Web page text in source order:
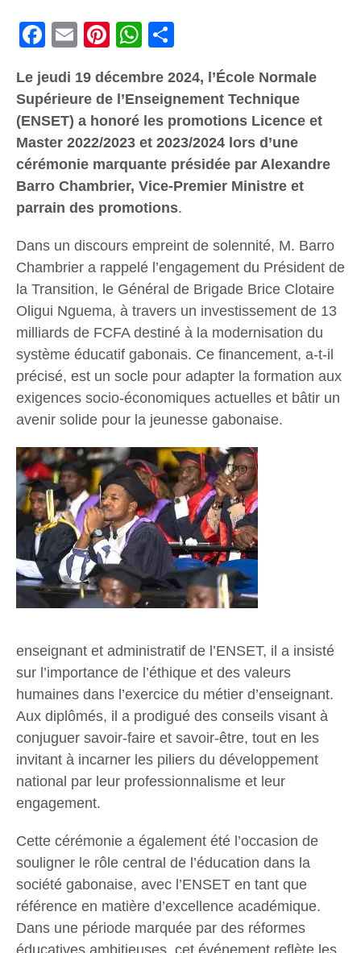
Facebook
Email PinterestWhatsApp
Le jeudi 19 décembre 2024, l’École Normale
Supérieure de l’Enseignement Technique
(ENSET) a honoré les promotions Licence et
Master 2022/2023 et 2023/2024 lors d’une
cérémonie marquante présidée par Alexandre
Barro Chambrier, Vice-Premier Ministre et
parrain des promotions.
Dans un discours empreint de solennité, M. Barro
Chambrier a rappelé l’engagement du Président de
la Transition, le Général de Brigade Brice Clotaire
Oligui Nguema, à travers un investissement de 13
milliards de FCFA destiné à la modernisation du
système éducatif gabonais. Ce financement, a-t-il
précisé, est un socle pour adapter la formation aux
exigences socio-économiques actuelles et bâtir un
avenir solide pour la jeunesse gabonaise.
enseignant et administratif de l’ENSET, il a insisté
sur l’importance de l’éthique et des valeurs
humaines dans l’exercice du métier d’enseignant.
Aux diplômés, il a prodigué des conseils visant à
conjuguer savoir-faire et savoir-être, tout en les
invitant à incarner les piliers du développement
national par leur professionnalisme et leur
engagement.
Cette cérémonie a également été l’occasion de
souligner le rôle central de l’éducation dans la
société gabonaise, avec l’ENSET en tant que
référence en matière d’excellence académique.
Dans une période marquée par des réformes